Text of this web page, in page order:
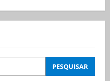
PESQUISAR